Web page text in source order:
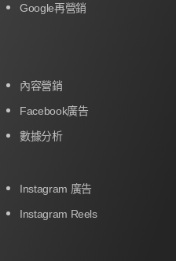
Google再營銷
內容營銷
Facebook廣告
數據分析
Instagram 廣告
Instagram Reels